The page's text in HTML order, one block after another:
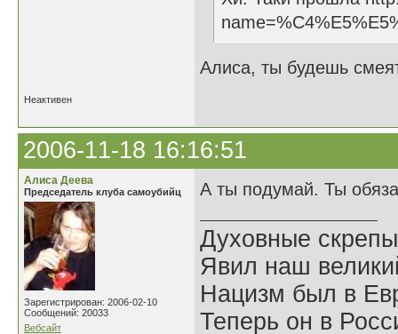
Алиса, ты будешь
Неактивен
2006-11-18 16:16:51
Алиса Деева
Председатель клуба самоубийц
Зарегистрирован: 2006-02-10
Сообщений: 20033
Вебсайт
А ты подумай. Ты
Духовные
Явил наш
Нацизм был в
Теперь он в